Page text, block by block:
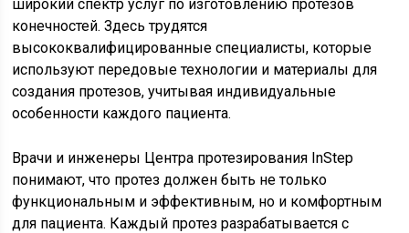
широкий спектр услуг по изготовлению протезов
конечностей. Здесь трудятся
высококвалифицированные специалисты, которые
используют передовые технологии и материалы для
создания протезов, учитывая индивидуальные
особенности каждого пациента.
Врачи и инженеры Центра протезирования InStep
понимают, что протез должен быть не только
функциональным и эффективным, но и комфортным
для пациента. Каждый протез разрабатывается с